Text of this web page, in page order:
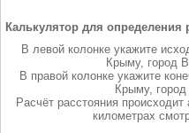
Калькулятор для
В левой колонке укажите
Крыму, город
В правой колонке укажите
Крыму,
Расчёт расстояния происходит
километрах